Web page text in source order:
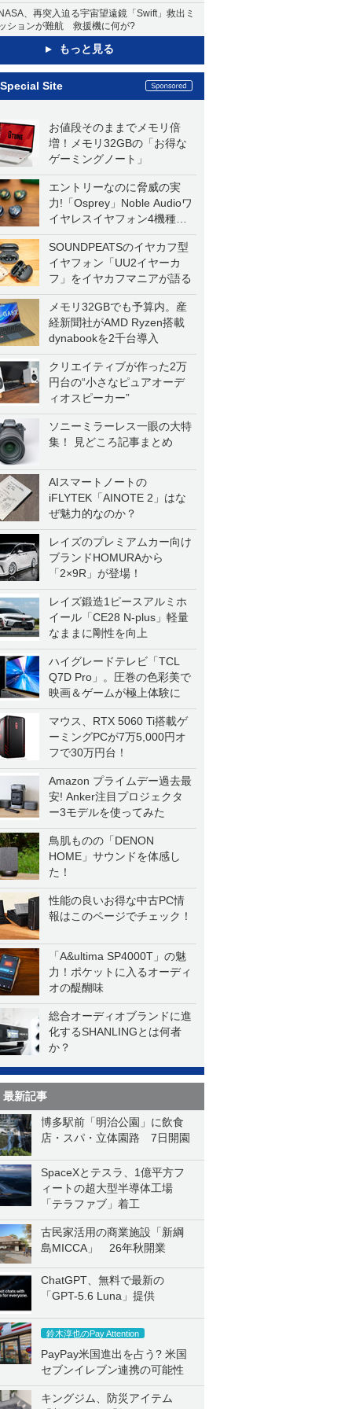
、再突入迫る宇宙望遠鏡「Swift」救出ミ
ションが難航 救援機に何が?
もっと見る
Special Site
お値段そのままでメモリ倍
増！メモリ32GBの「お得な
ゲーミングノート」
エントリーなのに脅威の実
力!「Osprey」Noble Audioワ
イヤレスイヤフォン4機種を
一気に聴く
SOUNDPEATSのイヤカフ型
イヤフォン「UU2イヤーカ
フ」をイヤカフマニアが語る
メモリ32GBでも予算内。産
経新聞社がAMD Ryzen搭載
dynabookを2千台導入
クリエイティブが作った2万
円台の“小さなピュアオーデ
ィオスピーカー”
ソニーミラーレス一眼の大特
集！ 見どころ記事まとめ
AIスマートノートの
iFLYTEK「AINOTE 2」はな
ぜ魅力的なのか？
レイズのプレミアムカー向け
ブランドHOMURAから
「2×9R」が登場！
レイズ鍛造1ピースアルミホ
イール「CE28 N-plus」軽量
なままに剛性を向上
ハイグレードテレビ「TCL
Q7D Pro」。圧巻の色彩美で
映画＆ゲームが極上体験に
マウス、RTX 5060 Ti搭載ゲ
ーミングPCが7万5,000円オ
フで30万円台！
Amazon プライムデー過去最
安! Anker注目プロジェクタ
ー3モデルを使ってみた
鳥肌ものの「DENON
HOME」サウンドを体感し
た！
性能の良いお得な中古PC情
報はこのページでチェック！
「A&ultima SP4000T」の魅
力！ポケットに入るオーディ
オの醍醐味
総合オーディオブランドに進
化するSHANLINGとは何者
か？
最新記事
博多駅前「明治公園」に飲食
店・スパ・立体園路 7日開園
SpaceXとテスラ、1億平方フ
ィートの超大型半導体工場
「テラファブ」着工
古民家活用の商業施設「新綱
島MICCA」 26年秋開業
ChatGPT、無料で最新の
「GPT-5.6 Luna」提供
鈴木淳也のPay Attention
PayPay米国進出を占う? 米国
セブンイレブン連携の可能性
キングジム、防災アイテム